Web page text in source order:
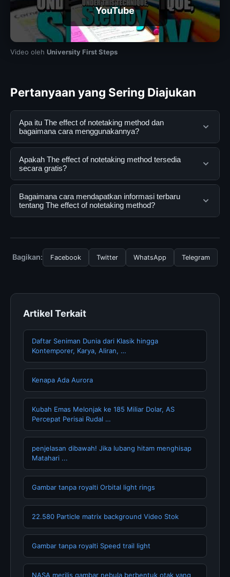
YouTube
Video oleh University First Steps
Pertanyaan yang Sering Diajukan
Apa itu The effect of notetaking method dan
bagaimana cara menggunakannya?
The effect of notetaking method adalah layanan digital
yang dirancang untuk membantu pengguna
mendapatkan informasi lengkap dan terpercaya. Anda
dapat menggunakannya dengan mengunjungi situs
resmi dan mengikuti panduan yang tersedia.
Apakah The effect of notetaking method tersedia
secara gratis?
Ya, The effect of notetaking method dapat diakses
secara gratis oleh semua pengguna. Tidak ada biaya
tersembunyi atau langganan yang diperlukan untuk
Bagaimana cara mendapatkan informasi terbaru
tentang The effect of notetaking method?
halaman resmi kami secara berkala. Kami selalu
memperbarui konten dengan informasi terkini dan
Bagikan: Facebook Twitter WhatsApp Telegram
Artikel Terkait
Daftar Seniman Dunia dari Klasik hingga
Kontemporer, Karya, Aliran, …
Kenapa Ada Aurora
Kubah Emas Melonjak ke 185 Miliar Dolar, AS
Percepat Perisai Rudal …
penjelasan dibawah! Jika lubang hitam menghisap
Matahari ...
Gambar tanpa royalti Orbital light rings
22.580 Particle matrix background Video Stok
Gambar tanpa royalti Speed trail light
NASA merilis gambar nebula berbentuk otak yang